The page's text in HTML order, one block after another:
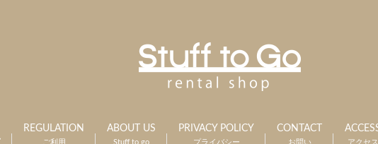
REGULATION
ご利用
ABOUT US
Stuff to go
PRIVACY POLICY
プライバシー
CONTACT
お問い
アクセス